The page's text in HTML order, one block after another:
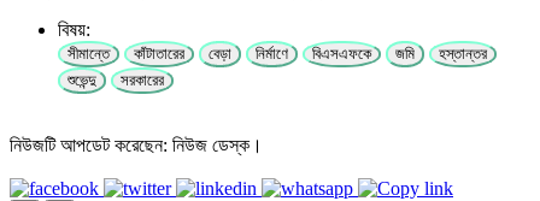
বিষয়:
সীমান্তে কাঁটাতারের বেড়া নির্মাণে বিএসএফকে জমি
হস্তান্তর
শুভেন্দু
সরকারের
নিউজটি আপডেট করেছেন: নিউজ ডেস্ক।